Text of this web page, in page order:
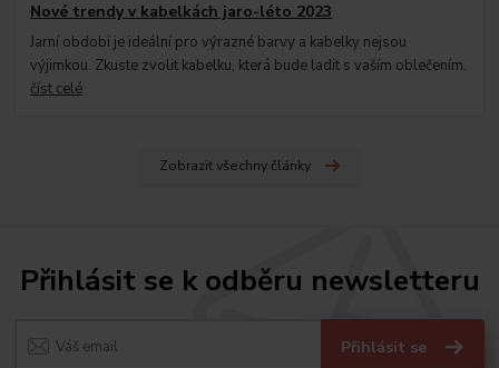
Nové trendy v kabelkách jaro-léto 2023
Jarní období je ideální pro výrazné barvy a kabelky nejsou
výjimkou. Zkuste zvolit kabelku, která bude ladit s vaším oblečením.
číst celé
Zobrazit všechny články
Přihlásit se k odběru newsletteru
Přihlásit se